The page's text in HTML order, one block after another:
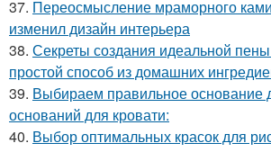
37. Переосмысление мраморного
изменил дизайн интерьера
38. Секреты создания идеальной
простой способ из домашних
39. Выбираем правильное основание
оснований для кровати:
40. Выбор оптимальных красок для